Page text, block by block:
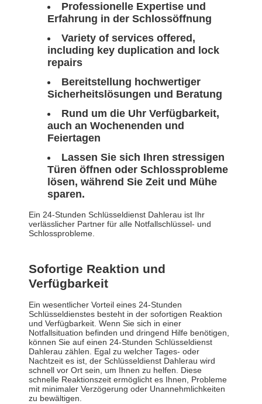
Professionelle Expertise und
Erfahrung in der Schlossöffnung
Variety of services offered,
including key duplication and lock
repairs
Bereitstellung hochwertiger
Sicherheitslösungen und Beratung
Rund um die Uhr Verfügbarkeit,
auch an Wochenenden und
Feiertagen
Lassen Sie sich Ihren stressigen
Türen öffnen oder Schlossprobleme
lösen, während Sie Zeit und Mühe
sparen.
Ein 24-Stunden Schlüsseldienst Dahlerau ist Ihr
verlässlicher Partner für alle Notfallschlüssel- und
Schlossprobleme.
Sofortige Reaktion und
Verfügbarkeit
Ein wesentlicher Vorteil eines 24-Stunden
Schlüsseldienstes besteht in der sofortigen Reaktion
und Verfügbarkeit. Wenn Sie sich in einer
Notfallsituation befinden und dringend Hilfe benötigen,
können Sie auf einen 24-Stunden Schlüsseldienst
Dahlerau zählen. Egal zu welcher Tages- oder
Nachtzeit es ist, der Schlüsseldienst Dahlerau wird
schnell vor Ort sein, um Ihnen zu helfen. Diese
schnelle Reaktionszeit ermöglicht es Ihnen, Probleme
mit minimaler Verzögerung oder Unannehmlichkeiten
zu bewältigen.